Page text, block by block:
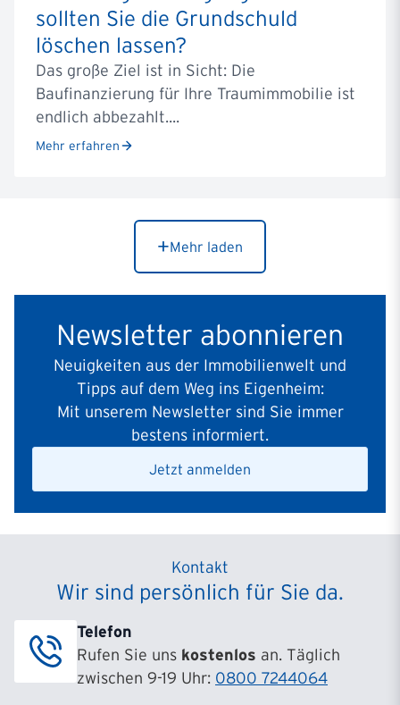
sollten Sie die Grundschuld
löschen lassen?
Das große Ziel ist in Sicht: Die
Baufinanzierung für Ihre Traumimmobilie ist
endlich abbezahlt....
Mehr erfahren
+Mehr laden
Newsletter abonnieren
Neuigkeiten aus der Immobilienwelt und
Tipps auf dem Weg ins Eigenheim:
Mit unserem Newsletter sind Sie immer
bestens informiert.
Jetzt anmelden
Kontakt
Wir sind persönlich für Sie da.
Telefon
Rufen Sie uns kostenlos an. Täglich
zwischen 9-19 Uhr: 0800 7244064